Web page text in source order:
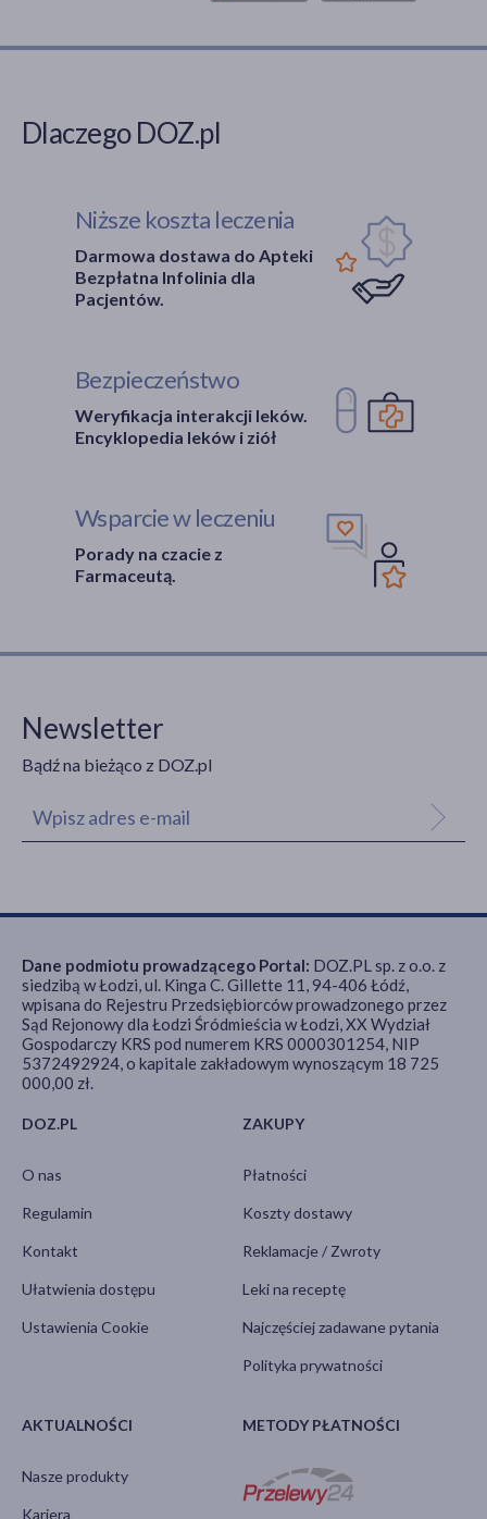
Dlaczego DOZ.pl
Niższe koszta leczenia
Darmowa dostawa do Apteki
Bezpłatna Infolinia dla
Pacjentów.
Bezpieczeństwo
Weryfikacja interakcji leków.
Encyklopedia leków i ziół
Wsparcie w leczeniu
Porady na czacie z
Farmaceutą.
Newsletter
Bądź na bieżąco z DOZ.pl
DOZ.PL
O nas
Regulamin
Kontakt
Ułatwienia dostępu
Ustawienia Cookie
ZAKUPY
Płatności
Koszty dostawy
Reklamacje / Zwroty
Leki na receptę
Najczęściej zadawane pytania
Polityka prywatności
AKTUALNOŚCI
Nasze produkty
Kariera
METODY PŁATNOŚCI
Dane podmiotu prowadzącego Portal: DOZ.PL sp. z o.o. z
siedzibą w Łodzi, ul. Kinga C. Gillette 11, 94-406 Łódź,
wpisana do Rejestru Przedsiębiorców prowadzonego przez
Sąd Rejonowy dla Łodzi Śródmieścia w Łodzi, XX Wydział
Gospodarczy KRS pod numerem KRS 0000301254, NIP
5372492924, o kapitale zakładowym wynoszącym 18 725
000,00 zł.